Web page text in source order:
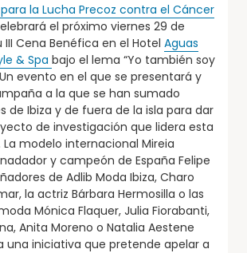
la Lucha Precoz contra el Cáncer
el próximo viernes 29 de
Cena Benéfica en el Hotel Aguas
& Spa bajo el lema “Yo también soy
Un evento en el que se presentará y
a la que se han sumado
de Ibiza y de fuera de la isla para dar
de investigación que lidera esta
La modelo internacional Mireia
y campeón de España Felipe
de Adlib Moda Ibiza, Charo
la actriz Bárbara Hermosilla o las
Mónica Flaquer, Julia Fiorabanti,
Anita Moreno o Natalia Aestene
una iniciativa que pretende apelar a